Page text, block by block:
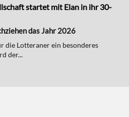
startet mit Elan in ihr 30-
das Jahr 2026
die Lotteraner ein besonderes
der...